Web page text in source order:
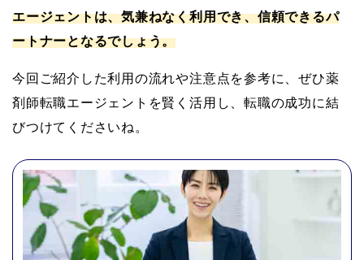
エージェントは、気兼ねなく利用でき、信頼できるパ
ートナーとなるでしょう。
今回ご紹介した利用の流れや注意点を参考に、ぜひ薬
剤師転職エージェントを賢く活用し、転職の成功に結
びつけてくださいね。